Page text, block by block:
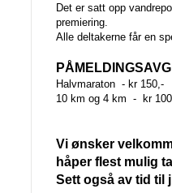
Det er satt opp
premiering.
Alle deltakerne får en
Halvmaraton - kr 150,-
10 km og 4 km - kr
Vi ønsker
håper flest mulig
Sett også av tid til